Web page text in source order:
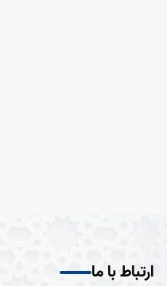
ارتباط با ما